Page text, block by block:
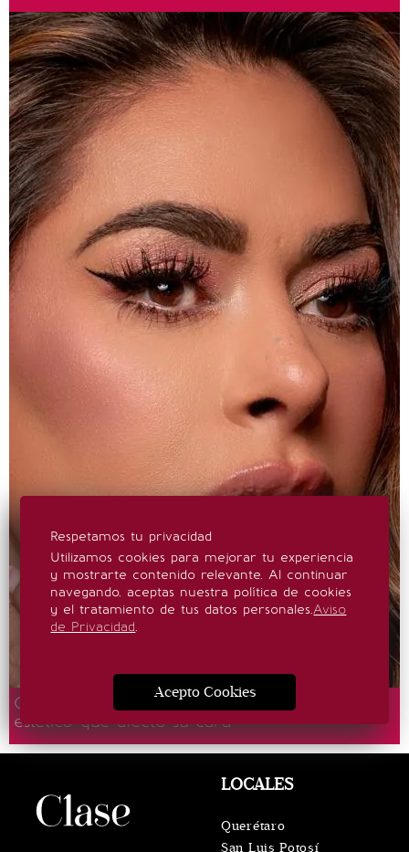
Galilea Montijo revela el procedimiento
estético que afectó su cara
Respetamos tu privacidad
Utilizamos cookies para mejorar tu experiencia
y mostrarte contenido relevante. Al continuar
navegando, aceptas nuestra política de cookies
y el tratamiento de tus datos personales.Aviso
de Privacidad.
Acepto Cookies
LOCALES
Querétaro
San Luis Potosí